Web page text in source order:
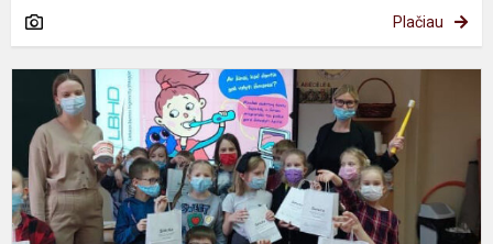
Plačiau